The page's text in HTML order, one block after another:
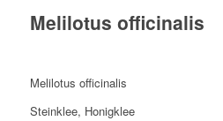
Melilotus officinalis
Melilotus officinalis
Steinklee, Honigklee